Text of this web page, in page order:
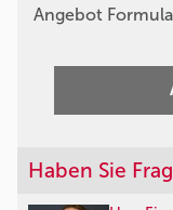
Angebot
Haben Sie